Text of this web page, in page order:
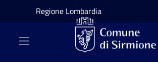
Salta al contenuto principale
Regione Lombardia